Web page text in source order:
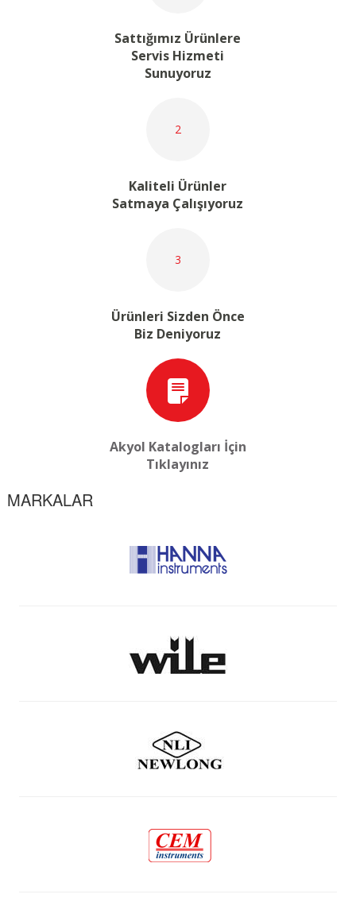
Sattığımız Ürünlere
Servis Hizmeti
Sunuyoruz
2
Kaliteli Ürünler
Satmaya Çalışıyoruz
3
Ürünleri Sizden Önce
Biz Deniyoruz
Akyol Katalogları İçin
Tıklayınız
MARKALAR